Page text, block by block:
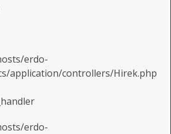
erdo-
application/controllers/Hirek.php
erdo-